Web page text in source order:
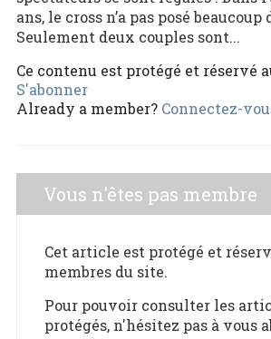
ans, le cross n’a pas posé beaucoup
Seulement deux couples sont...
Ce contenu est protégé et réservé
S'abonner
Already a member? Connectez-
Vous n'êtes pas membre
Cet article est protégé et
membres du site.
Pour pouvoir consulter les
protégés, n'hésitez pas à vous